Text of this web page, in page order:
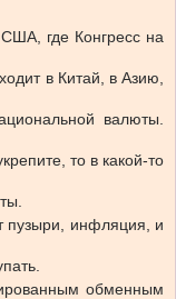
где Конгресс на
в Китай, в Азию,
валюты.
то в какой-то
пузыри, инфляция, и
обменным